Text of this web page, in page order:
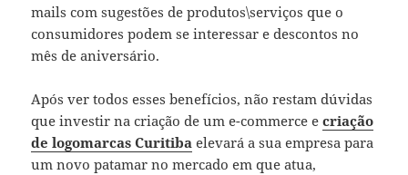
mails com sugestões de produtos\serviços que o
consumidores podem se interessar e descontos no
mês de aniversário.
Após ver todos esses benefícios, não restam dúvidas
que investir na criação de um e-commerce ecriação
de logomarcas Curitiba elevará a sua empresa para
um novo patamar no mercado em que atua,